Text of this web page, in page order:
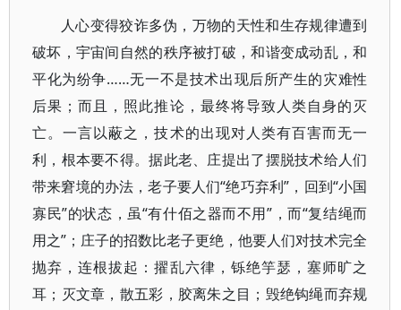
人心变得狡诈多伪，万物的天性和生存规律遭到
破坏，宇宙间自然的秩序被打破，和谐变成动乱，和
平化为纷争……无一不是技术出现后所产生的灾难性
后果；而且，照此推论，最终将导致人类自身的灭
亡。一言以蔽之，技术的出现对人类有百害而无一
利，根本要不得。据此老、庄提出了摆脱技术给人们
带来窘境的办法，老子要人们“绝巧弃利”，回到“小国
寡民”的状态，虽“有什佰之器而不用”，而“复结绳而
用之”；庄子的招数比老子更绝，他要人们对技术完全
抛弃，连根拔起：擢乱六律，铄绝竽瑟，塞师旷之
耳；灭文章，散五彩，胶离朱之目；毁绝钩绳而弃规